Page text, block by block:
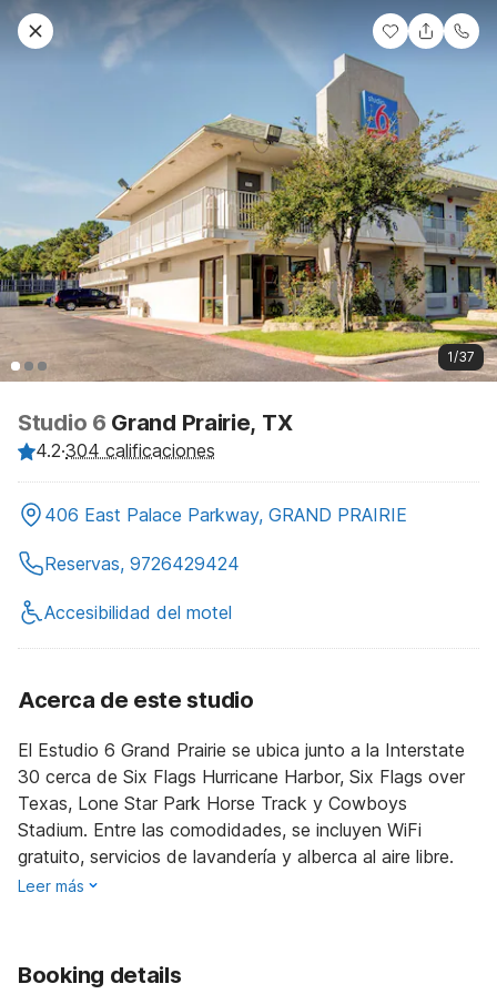
1/37
Studio 6 Grand Prairie, TX
4.2·304 calificaciones
406 East Palace Parkway, GRAND PRAIRIE
Reservas, 9726429424
Accesibilidad del motel
Acerca de este studio
El Estudio 6 Grand Prairie se ubica junto a la Interstate
30 cerca de Six Flags Hurricane Harbor, Six Flags over
Texas, Lone Star Park Horse Track y Cowboys
Stadium. Entre las comodidades, se incluyen WiFi
gratuito, servicios de lavandería y alberca al aire libre.
Leer más
Booking details